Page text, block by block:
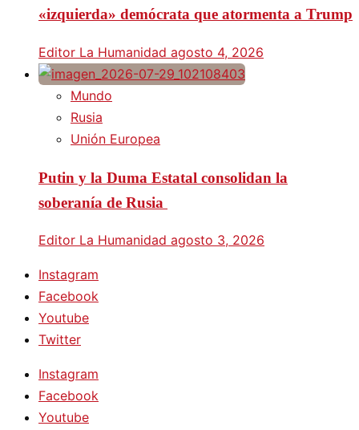
«izquierda» demócrata que atormenta a Trump
Editor La Humanidad agosto 4, 2026
Mundo
Rusia
Unión Europea
Putin y la Duma Estatal consolidan la
soberanía de Rusia
Editor La Humanidad agosto 3, 2026
Instagram
Facebook
Youtube
Twitter
Instagram
Facebook
Youtube